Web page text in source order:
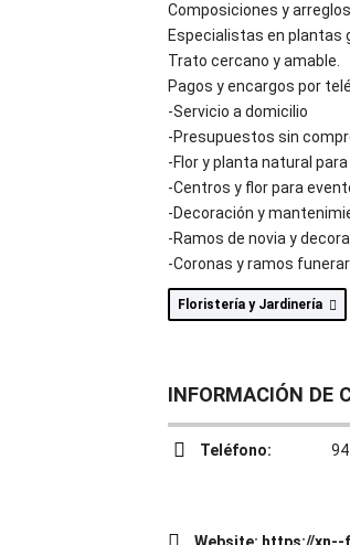
Composiciones y
Especialistas en plantas
Trato cercano y amable.
Pagos y encargos por
-Servicio a domicilio
-Presupuestos sin
-Flor y planta natural para
-Centros y flor para
-Decoración y
-Ramos de novia y
-Coronas y ramos
Floristería y Jardinería
INFORMACIÓN DE
Teléfono: